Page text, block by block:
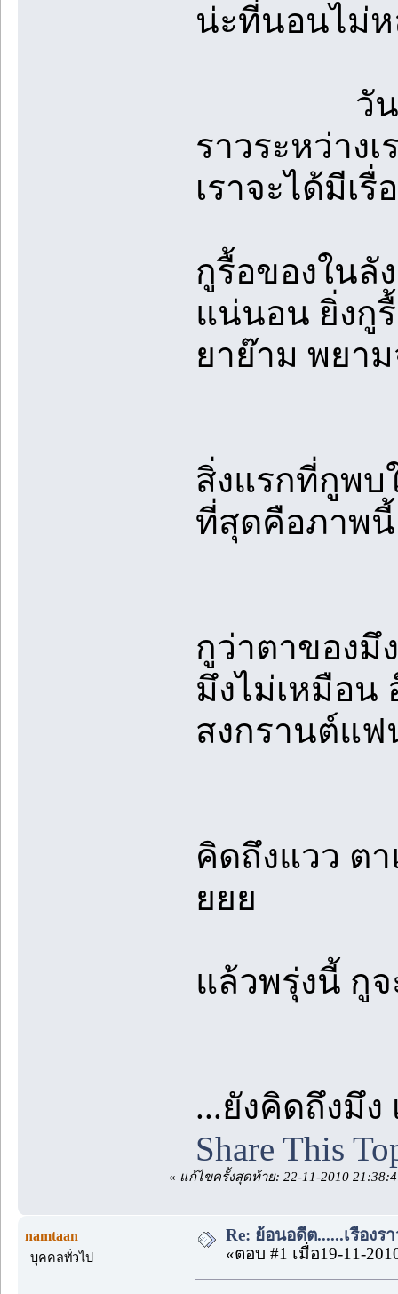
น่ะที่นอนไม่
วันรุ่งขึ้นกู
ราวระหว่าง
เราจะได้มีเ
กูรื้อของในลั
แน่นอน ยิ่งกู
ยาย๊าม พยา
สิ่งแรกที่กูพบ
ที่สุดคือภาพนี้
กูว่าตาของมึ
มึงไม่เหมือน
สงกรานต์แ
คิดถึงแวว ต
ยยย
แล้วพรุ่งนี้ กู
...ยังคิดถึงมึง
Share This
« แก้ไขครั้งสุดท้าย: 22-11-2010
namtaan
บุคคลทั่วไป
Re: ย้อนอดีต......เรื่องร
«ตอบ #1 เมื่อ19-11-